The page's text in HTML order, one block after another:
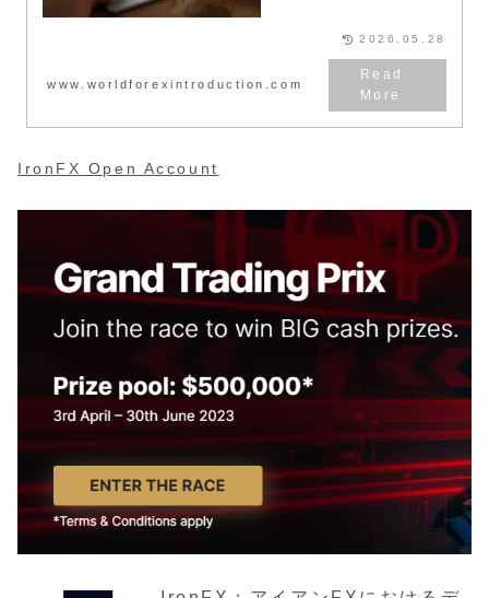
ん。IronFXは外国為替だけでな
く、コモディティ、スポットメタ
ル、バイナリーオプションの取引
にも対応しているブローカーです
ので利用しているユーザーもとて
も多いです。
www.worldforexintroduction.com
2026.05.28
IronFX Open Account